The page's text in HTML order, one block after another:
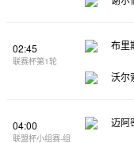
02:45
联赛杯第1轮
布里
沃尔
04:00
联盟杯小组赛-组
迈阿